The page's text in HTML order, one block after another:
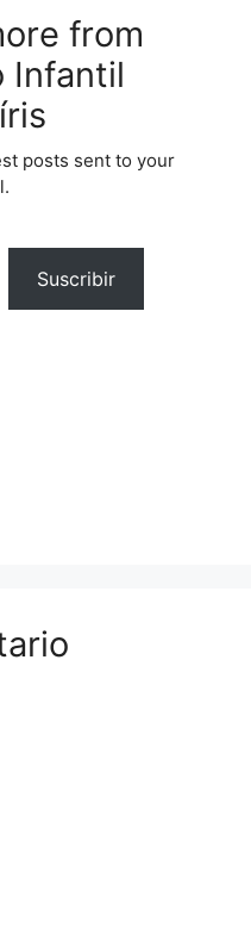
from
Infantil
posts sent to your
Suscribir